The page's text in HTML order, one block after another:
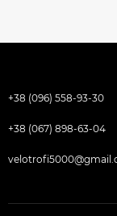
+38 (096) 558-93-30
+38 (067) 898-63-04